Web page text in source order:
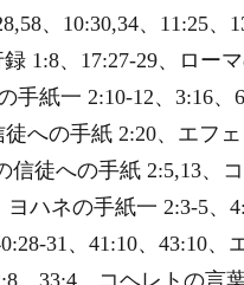
、10:30,34、11:25、
1:8、17:27-29、ロー
手紙一 2:10-12、3:16
への手紙 2:20、エフ
信徒への手紙 2:5,13、
ハネの手紙一 2:3-5、
31、41:10、43:10、
、33:4、コヘレトの言